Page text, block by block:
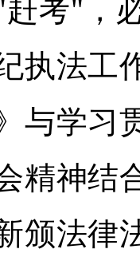
考"，
执法工
与学习
精神结
颁法律